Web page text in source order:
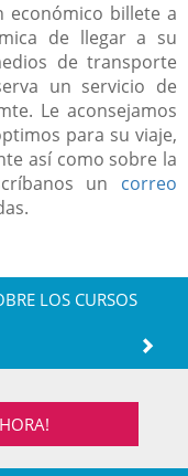
económico billete a
de llegar a su
de transporte
un servicio de
Le aconsejamos
para su viaje,
así como sobre la
un correo
LOS CURSOS